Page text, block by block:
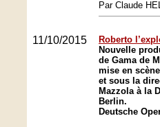
Par Claude
11/10/2015
Roberto
Nouvelle
de Gama de
mise en
et sous la
Mazzola à la
Berlin.
Deutsche